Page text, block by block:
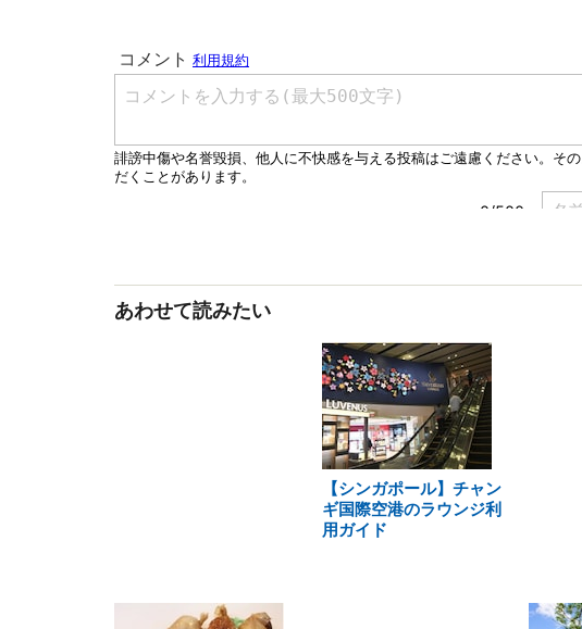
あわせて読みたい
【シンガポール】チャン
ギ国際空港のラウンジ利
用ガイド